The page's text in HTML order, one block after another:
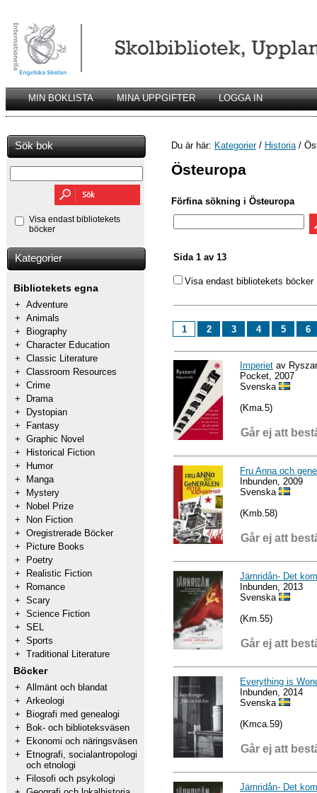
MIN BOKLISTA MINA UPPGIFTER LOGGA IN
Sök bok
Visa endast bibliotekets
böcker
Kategorier
Bibliotekets egna
+ Adventure
+ Animals
+
Biography
+ Character Education
+ Classic Literature
+ Classroom Resources
+ Crime
+
Drama
+
Dystopian
+
Fantasy
+ Graphic Novel
+
Historical Fiction
+
Humor
+
Manga
+
Mystery
+
Nobel Prize
+
Non Fiction
+ Oregistrerade Böcker
+
Picture Books
+
Poetry
+
Realistic Fiction
+
Romance
+ Scary
+ Science Fiction
+ SEL
+ Sports
+ Traditional Literature
Böcker
+ Allmänt och blandat
+ Arkeologi
+
Biografi med genealogi
+
Bok- och biblioteksväsen
+
Ekonomi och näringsväsen
+
Etnografi, socialantropologi
och etnologi
+
Filosofi och psykologi
Du är här: Kategorier/ Historia/
Östeuropa
Förfina sökning i Östeuropa
Sida 1 av 13
Visa endast bibliotekets böcker
1 2 3 4 5 6
Imperiet av
Pocket, 2007
Svenska
(Kma.5)
Går ej att
Fru Anna och
Inbunden, 2009
Svenska
(Kmb.58)
Går ej att
Järnridån- Det
Inbunden, 2013
Svenska
(Km.55)
Går ej att
Everything is
Inbunden, 2014
Svenska
(Kmca.59)
Går ej att
Järnridån- Det